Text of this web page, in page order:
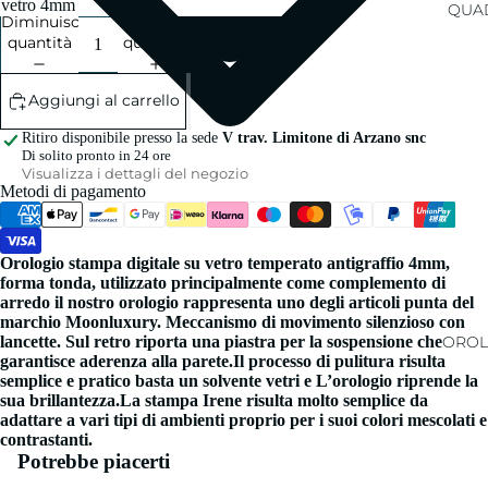
Diminuisci
quantità
Aumenta
quantità
Aggiungi al carrello
Ritiro disponibile presso la sede V trav. Limitone di Arzano snc
Di solito pronto in 24 ore
Visualizza i dettagli del negozio
Metodi di pagamento
Orologio stampa digitale su vetro temperato antigraffio 4mm,
forma tonda, utilizzato principalmente come complemento di
arredo il nostro orologio rappresenta uno degli articoli punta del
marchio Moonluxury. Meccanismo di movimento silenzioso con
lancette. Sul retro riporta una piastra per la sospensione che
garantisce aderenza alla parete.Il processo di pulitura risulta
semplice e pratico basta un solvente vetri e L’orologio riprende la
sua brillantezza.La stampa Irene risulta molto semplice da
adattare a vari tipi di ambienti proprio per i suoi colori mescolati e
contrastanti.
Potrebbe piacerti